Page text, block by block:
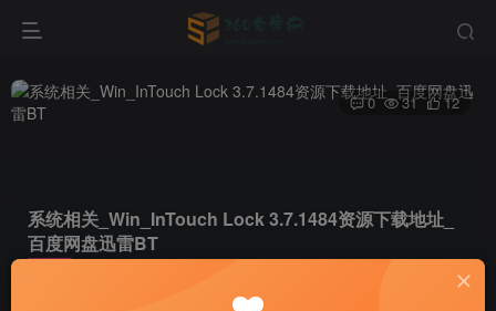
系统相关_Win_InTouch Lock 3.7.1484资源下载地址_
百度网盘迅雷BT
0 31 12